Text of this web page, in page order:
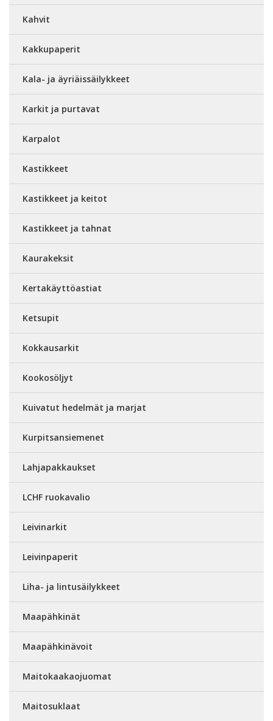
Kahvit
Kakkupaperit
Kala- ja äyriäissäilykkeet
Karkit ja purtavat
Karpalot
Kastikkeet
Kastikkeet ja keitot
Kastikkeet ja tahnat
Kaurakeksit
Kertakäyttöastiat
Ketsupit
Kokkausarkit
Kookosöljyt
Kuivatut hedelmät ja marjat
Kurpitsansiemenet
Lahjapakkaukset
LCHF ruokavalio
Leivinarkit
Leivinpaperit
Liha- ja lintusäilykkeet
Maapähkinät
Maapähkinävoit
Maitokaakaojuomat
Maitosuklaat